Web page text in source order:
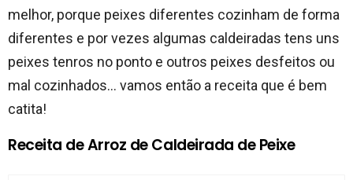
melhor, porque peixes diferentes cozinham de forma
diferentes e por vezes algumas caldeiradas tens uns
peixes tenros no ponto e outros peixes desfeitos ou
mal cozinhados… vamos então a receita que é bem
catita!
Receita de Arroz de Caldeirada de Peixe